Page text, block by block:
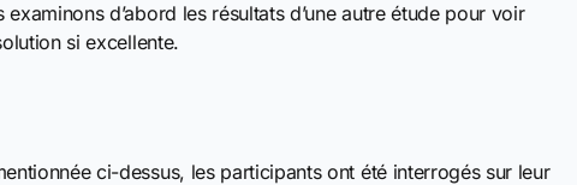
d’abord les résultats d’une autre étude pour voir
si excellente.
ci-dessus, les participants ont été interrogés sur leur